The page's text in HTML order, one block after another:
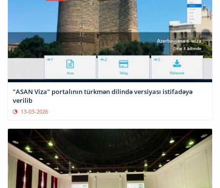
"ASAN Viza" portalının türkmən dilində versiyası istifadəyə
verilib
13-03-2026